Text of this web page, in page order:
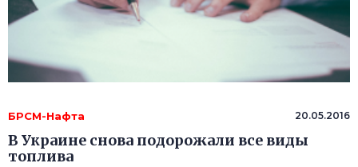
БРСМ-Нафта 20.05.2016
В Украине снова подорожали все виды
топлива